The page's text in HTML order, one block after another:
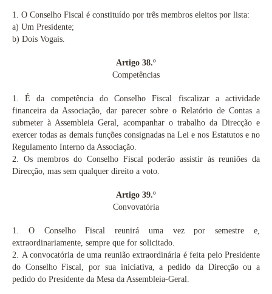
1.
O Conselho Fiscal é constituído por três membros eleitos por lista:
a) Um Presidente;
b) Dois Vogais.
Artigo 38.º
Competências
1.
É da competência do Conselho Fiscal fiscalizar a actividade
financeira da Associação, dar parecer sobre o Relatório de Contas a
submeter à Assembleia Geral, acompanhar o trabalho da Direcção e
exercer todas as demais funções consignadas na Lei e nos Estatutos e no
Regulamento Interno da Associação.
2.
Os membros do Conselho Fiscal poderão assistir às reuniões da
Direcção, mas sem qualquer direito a voto.
Artigo 39.º
Convovatória
1.
O Conselho Fiscal reunirá uma vez por semestre e,
extraordinariamente, sempre que for solicitado.
2.
A convocatória de uma reunião extraordinária é feita pelo Presidente
do Conselho Fiscal, por sua iniciativa, a pedido da Direcção ou a
pedido do Presidente da Mesa da Assembleia-Geral.